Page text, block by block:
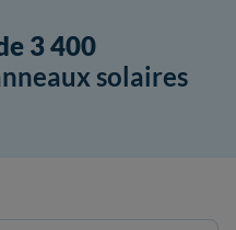
3 400
solaires